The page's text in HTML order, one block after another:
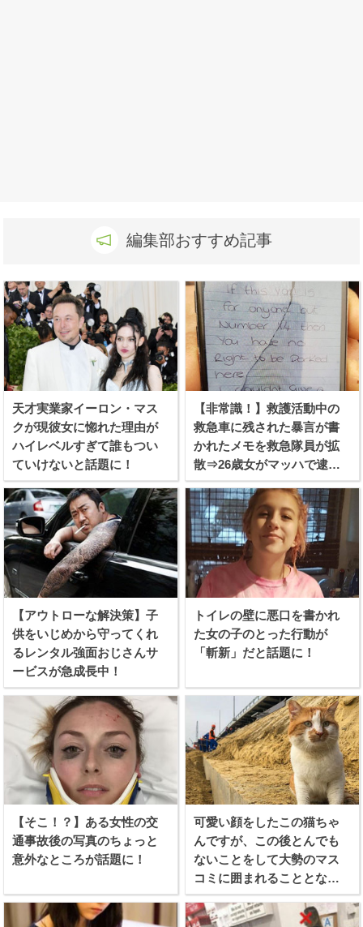
編集部おすすめ記事
天才実業家イーロン・マス
クが現彼女に惚れた理由が
ハイレベルすぎて誰もつい
ていけないと話題に！
【非常識！】救護活動中の
救急車に残された暴言が書
かれたメモを救急隊員が拡
散⇒26歳女がマッハで逮捕
される！
【アウトローな解決策】子
供をいじめから守ってくれ
るレンタル強面おじさんサ
ービスが急成長中！
トイレの壁に悪口を書かれ
た女の子のとった行動が
「斬新」だと話題に！
【そこ！？】ある女性の交
通事故後の写真のちょっと
意外なところが話題に！
可愛い顔をしたこの猫ちゃ
んですが、この後とんでも
ないことをして大勢のマス
コミに囲まれることとなり
ます